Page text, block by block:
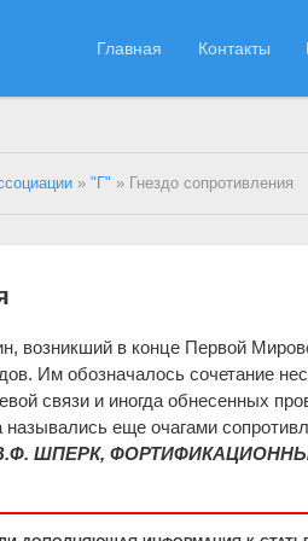
Главная Контакты
»"Г" » Гнездо сопротивления
возникший в конце Первой
Им обозначалось сочетание
связи и иногда обнесенных
назывались еще очагами
ШПЕРК,